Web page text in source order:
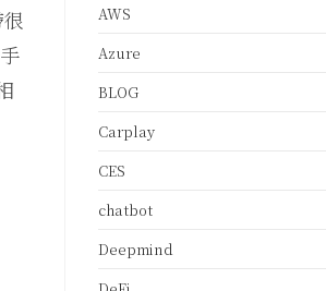
AWS
Azure
BLOG
Carplay
CES
chatbot
Deepmind